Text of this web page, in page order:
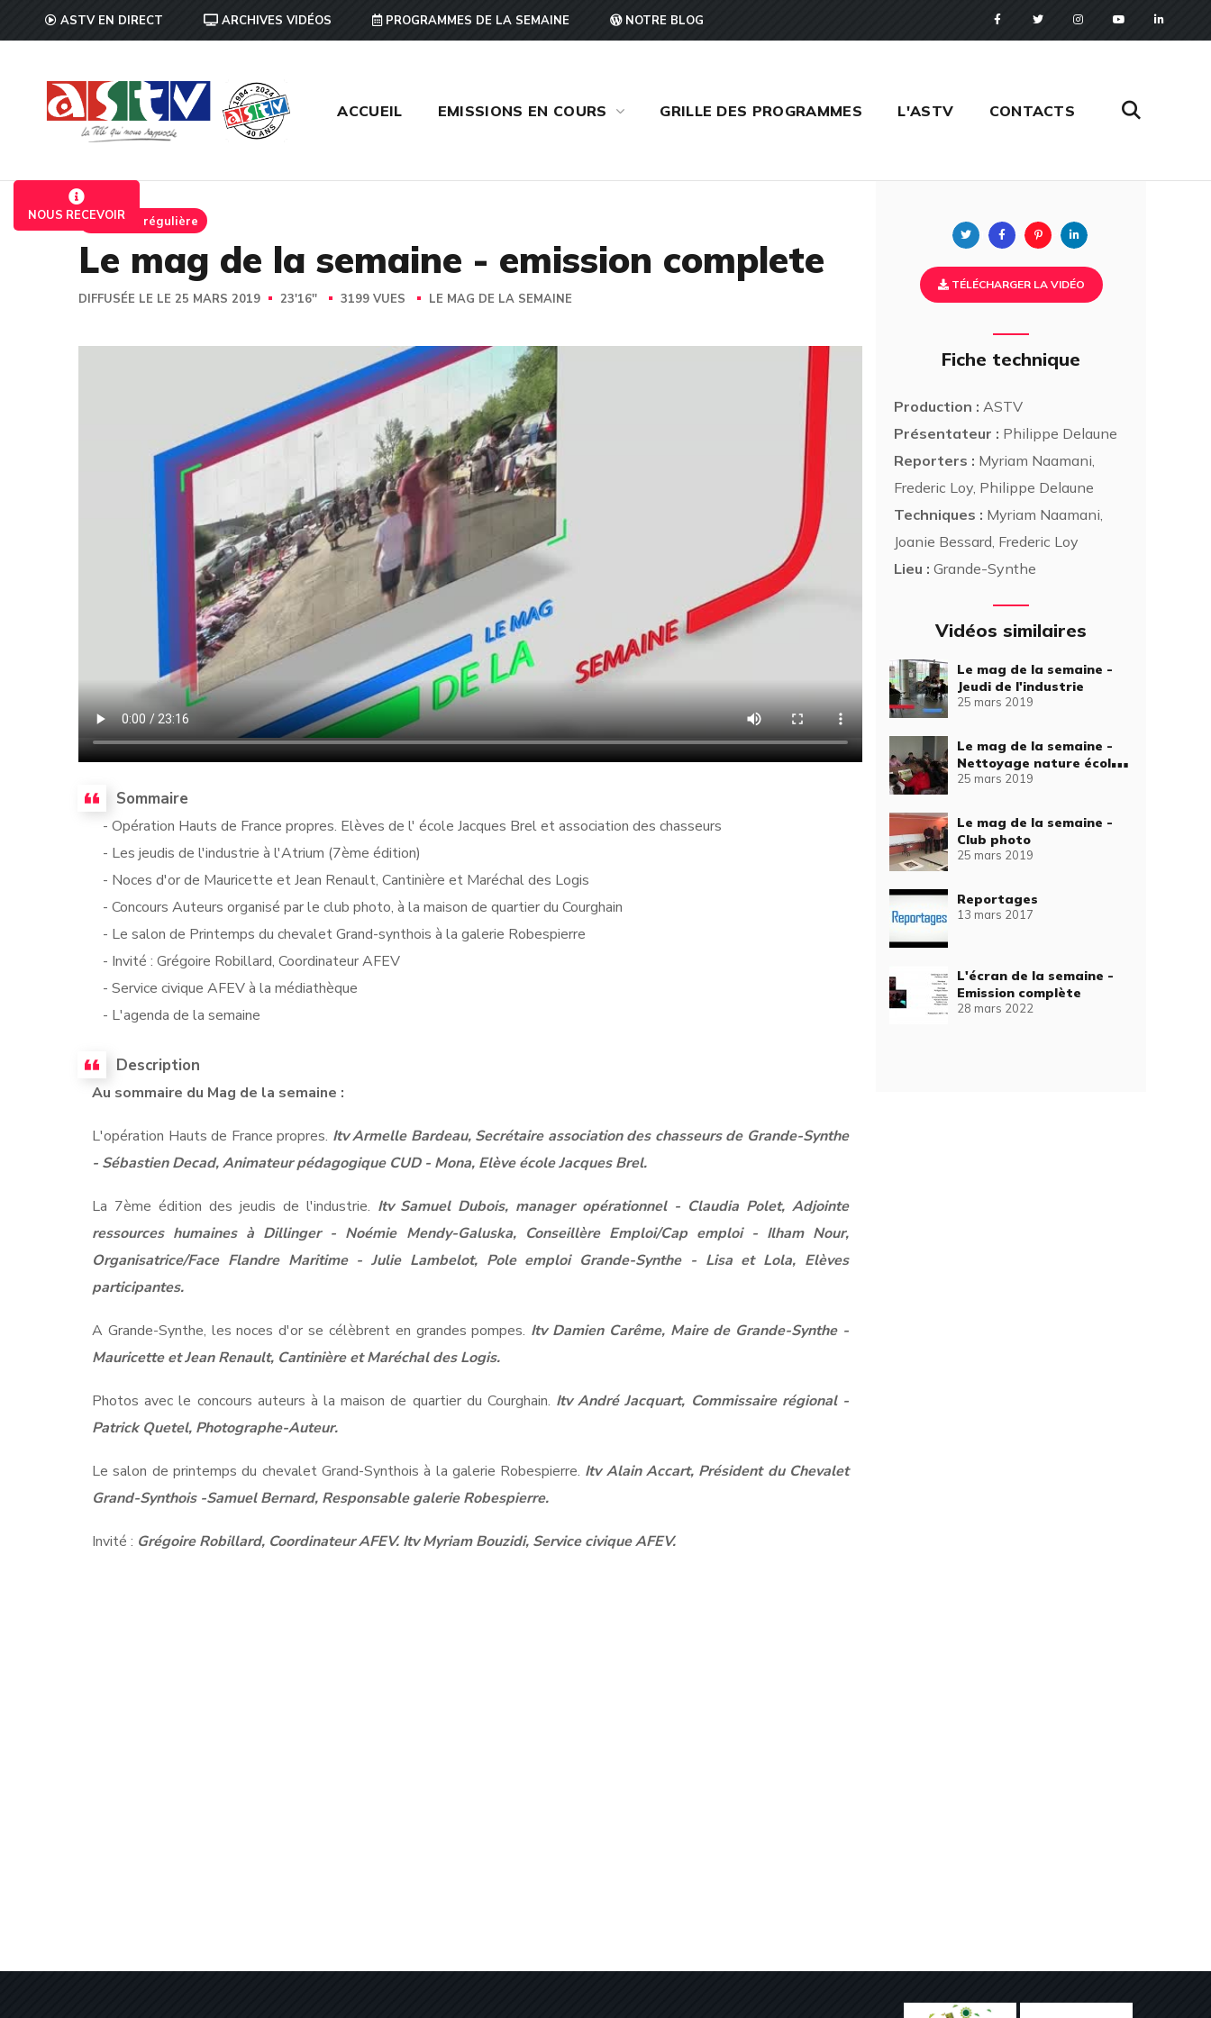
ASTV EN DIRECT ARCHIVES VIDÉOS PROGRAMMES DE LA SEMAINE NOTRE BLOG
ACCUEIL EMISSIONS EN COURS GRILLE DES PROGRAMMES L'ASTV CONTACTS
NOUS RECEVOIREmission régulière
Le mag de la semaine - emission complete
DIFFUSÉE LE LE 25 MARS 2019 23'16'' 3199 VUES LE MAG DE LA SEMAINE
Sommaire
- Opération Hauts de France propres. Elèves de l' école Jacques Brel et association des chasseurs
- Les jeudis de l'industrie à l'Atrium (7ème édition)
- Noces d'or de Mauricette et Jean Renault, Cantinière et Maréchal des Logis
- Concours Auteurs organisé par le club photo, à la maison de quartier du Courghain
- Le salon de Printemps du chevalet Grand-synthois à la galerie Robespierre
- Invité : Grégoire Robillard, Coordinateur AFEV
- Service civique AFEV à la médiathèque
- L'agenda de la semaine
Description
Au sommaire du Mag de la semaine :
L'opération Hauts de France propres. Itv Armelle Bardeau, Secrétaire association des chasseurs de Grande-Synthe
- Sébastien Decad, Animateur pédagogique CUD - Mona, Elève école Jacques Brel.
La 7ème édition des jeudis de l'industrie. Itv Samuel Dubois, manager opérationnel - Claudia Polet, Adjointe
ressources humaines à Dillinger - Noémie Mendy-Galuska, Conseillère Emploi/Cap emploi - Ilham Nour,
Organisatrice/Face Flandre Maritime - Julie Lambelot, Pole emploi Grande-Synthe - Lisa et Lola, Elèves
participantes.
A Grande-Synthe, les noces d'or se célèbrent en grandes pompes. Itv Damien Carême, Maire de Grande-Synthe -
Mauricette et Jean Renault, Cantinière et Maréchal des Logis.
Photos avec le concours auteurs à la maison de quartier du Courghain. Itv André Jacquart, Commissaire régional -
Patrick Quetel, Photographe-Auteur.
Le salon de printemps du chevalet Grand-Synthois à la galerie Robespierre. Itv Alain Accart, Président du Chevalet
Grand-Synthois -Samuel Bernard, Responsable galerie Robespierre.
Invité : Grégoire Robillard, Coordinateur AFEV. Itv Myriam Bouzidi, Service civique AFEV.
Twitter FacebookPinterest
TÉLÉCHARGER LA VIDÉO
Fiche technique
Production : ASTV
Présentateur : Philippe Delaune
Reporters : Myriam Naamani,
Frederic Loy, Philippe Delaune
Techniques : Myriam Naamani,
Joanie Bessard, Frederic Loy
Lieu : Grande-Synthe
Vidéos similaires
Le mag de la semaine -
Jeudi de l'industrie
25 mars 2019
Le mag de la semaine -
Nettoyage nature école
Jacques Brel
25 mars 2019
Le mag de la semaine -
Club photo
25 mars 2019
Reportages
13 mars 2017
L'écran de la semaine -
Emission complète
28 mars 2022